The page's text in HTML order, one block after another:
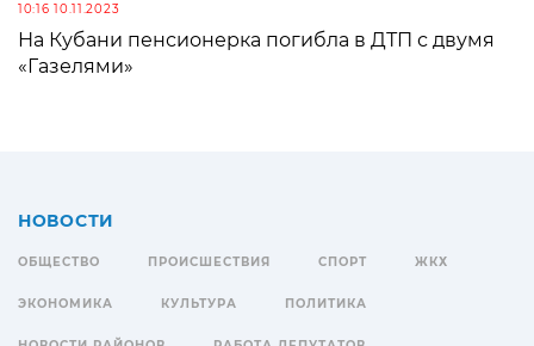
10:16 10.11.2023
На Кубани пенсионерка погибла в ДТП с двумя
«Газелями»
НОВОСТИ
ОБЩЕСТВО ПРОИСШЕСТВИЯ СПОРТ ЖКХ
ЭКОНОМИКА КУЛЬТУРА ПОЛИТИКА